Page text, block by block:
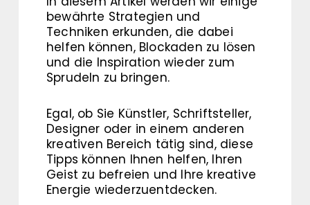
bewährte Strategien und
Techniken erkunden, die dabei
helfen können, Blockaden zu lösen
und die Inspiration wieder zum
Sprudeln zu bringen.
Egal, ob Sie Künstler, Schriftsteller,
Designer oder in einem anderen
kreativen Bereich tätig sind, diese
Tipps können Ihnen helfen, Ihren
Geist zu befreien und Ihre kreative
Energie wiederzuentdecken.